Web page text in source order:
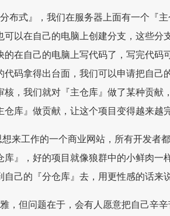
布式』，我们在服务器上面有一个『
可以在自己的电脑上创建分支，这些分
的在自己的电脑上写代码了，写完代码
码拿得出台面，我们可以申请把自己
核，我们就对『主仓库』做了某种贡献
库』做贡献，让这个项目变得越来越
想来工作的一个商业网站，所有开发者
库』，好的项目就像狼群中的小鲜肉一
己的『分仓库』去，用更性感的话来
，但问题在于，会有人愿意把自己辛